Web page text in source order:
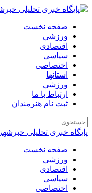
صفحه نخست
ورزشی
اقتصادی
سیاسی
اختصاصی
استانها
ورزشی
ارتباط با ما
ثبت نام هنرمندان
پایگاه خبری تحلیلی خبرشهر
صفحه نخست
ورزشی
اقتصادی
سیاسی
اختصاصی